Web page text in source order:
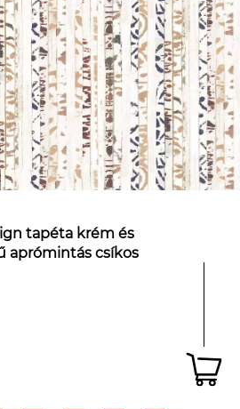
tapéta krém és
aprómintás csíkos